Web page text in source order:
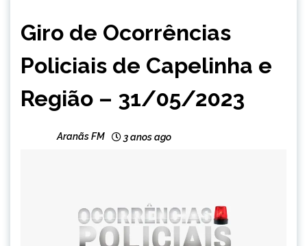
MINAS
NOTÍCIAS
Giro de Ocorrências
Policiais de Capelinha e
Região – 31/05/2023
Aranãs FM 3 anos ago